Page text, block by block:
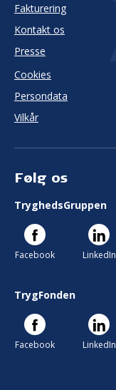
Fakturering
Kontakt os
Presse
Cookies
Persondata
Vilkår
Følg os
TryghedsGruppen
Facebook LinkedIn
TrygFonden
Facebook LinkedIn